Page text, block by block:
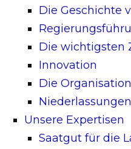
Die Geschichte
Die wichtigsten
Innovation
Die
Unsere Expertisen
Saatgut für die